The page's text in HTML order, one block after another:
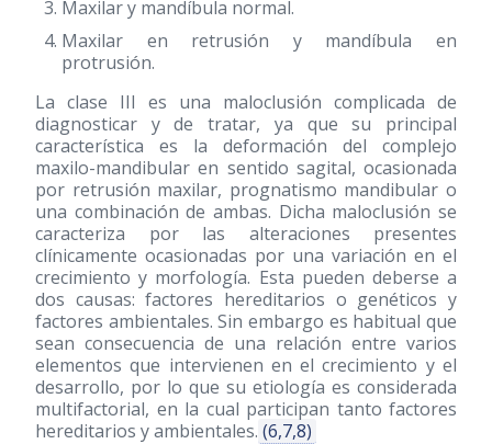
Maxilar y mandíbula normal.
Maxilar en retrusión y mandíbula en
protrusión.
La clase III es una maloclusión complicada de
diagnosticar y de tratar, ya que su principal
característica es la deformación del complejo
maxilo-mandibular en sentido sagital, ocasionada
por retrusión maxilar, prognatismo mandibular o
una combinación de ambas. Dicha maloclusión se
caracteriza por las alteraciones presentes
clínicamente ocasionadas por una variación en el
crecimiento y morfología. Esta pueden deberse a
dos causas: factores hereditarios o genéticos y
factores ambientales. Sin embargo es habitual que
sean consecuencia de una relación entre varios
elementos que intervienen en el crecimiento y el
desarrollo, por lo que su etiología es considerada
multifactorial, en la cual participan tanto factores
hereditarios y ambientales. (6,7,8)